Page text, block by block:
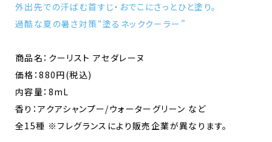
外出先での汗ばむ首すじ・おでこにさっとひと塗り。
過酷な夏の暑さ対策“塗るネッククーラー”
商品名：クーリスト アセダレーヌ
価格：880円(税込)
内容量：8mL
香り：アクアシャンプー/ウォーターグリーン など
全15種 ※フレグランスにより販売企業が異なります。